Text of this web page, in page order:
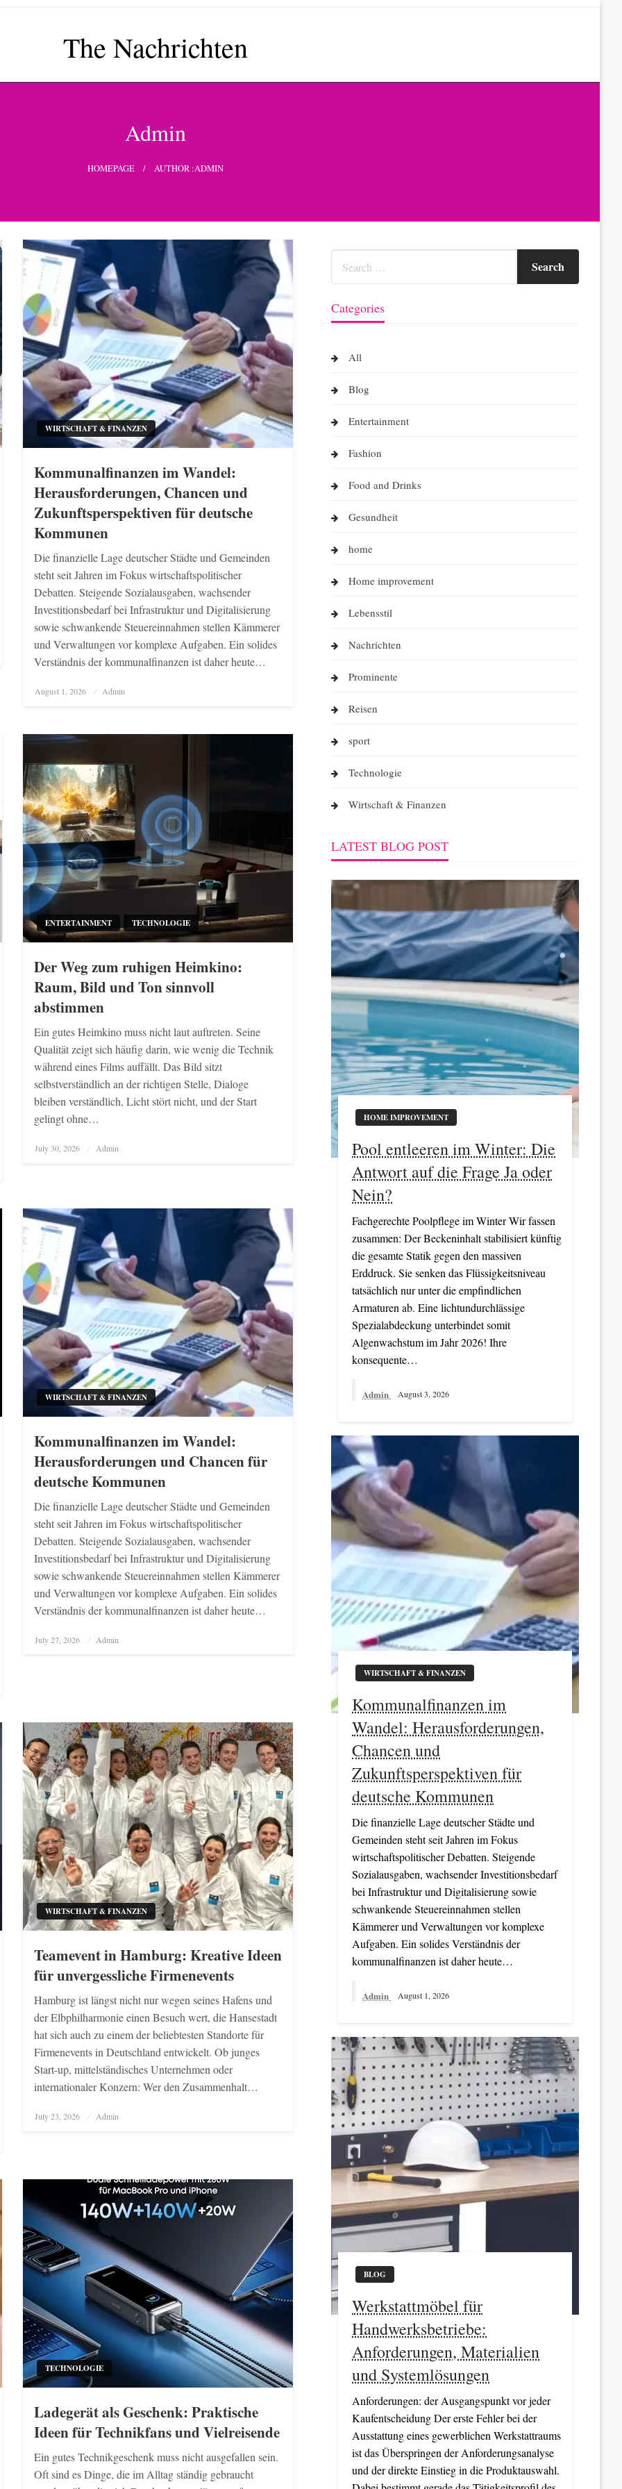
The Nachrichten
Admin
HOMEPAGE AUTHOR :ADMIN
WIRTSCHAFT & FINANZEN
Kommunalfinanzen im Wandel:
Herausforderungen, Chancen und
Zukunftsperspektiven für deutsche
Kommunen
Die finanzielle Lage deutscher Städte und Gemeinden
steht seit Jahren im Fokus wirtschaftspolitischer
Debatten. Steigende Sozialausgaben, wachsender
Investitionsbedarf bei Infrastruktur und Digitalisierung
sowie schwankende Steuereinnahmen stellen Kämmerer
und Verwaltungen vor komplexe Aufgaben. Ein solides
Verständnis der kommunalfinanzen ist daher heute…
Posted
on
August 1, 2026 Admin
ENTERTAINMENT TECHNOLOGIE
Der Weg zum ruhigen Heimkino:
Raum, Bild und Ton sinnvoll
abstimmen
Ein gutes Heimkino muss nicht laut auftreten. Seine
Qualität zeigt sich häufig darin, wie wenig die Technik
während eines Films auffällt. Das Bild sitzt
selbstverständlich an der richtigen Stelle, Dialoge
bleiben verständlich, Licht stört nicht, und der Start
gelingt ohne…
Posted
on
July 30, 2026 Admin
WIRTSCHAFT & FINANZEN
Kommunalfinanzen im Wandel:
Herausforderungen und Chancen für
deutsche Kommunen
Die finanzielle Lage deutscher Städte und Gemeinden
steht seit Jahren im Fokus wirtschaftspolitischer
Debatten. Steigende Sozialausgaben, wachsender
Investitionsbedarf bei Infrastruktur und Digitalisierung
sowie schwankende Steuereinnahmen stellen Kämmerer
und Verwaltungen vor komplexe Aufgaben. Ein solides
Verständnis der kommunalfinanzen ist daher heute…
Posted
on
July 27, 2026 Admin
WIRTSCHAFT & FINANZEN
Teamevent in Hamburg: Kreative Ideen
für unvergessliche Firmenevents
Hamburg ist längst nicht nur wegen seines Hafens und
der Elbphilharmonie einen Besuch wert, die Hansestadt
hat sich auch zu einem der beliebtesten Standorte für
Firmenevents in Deutschland entwickelt. Ob junges
Start-up, mittelständisches Unternehmen oder
internationaler Konzern: Wer den Zusammenhalt…
Posted
on
July 23, 2026 Admin
TECHNOLOGIE
Ladegerät als Geschenk: Praktische
Ideen für Technikfans und Vielreisende
Ein gutes Technikgeschenk muss nicht ausgefallen sein.
Oft sind es Dinge, die im Alltag ständig gebraucht
Categories
All
Blog
Entertainment
Fashion
Food and Drinks
Gesundheit
home
Home improvement
Lebensstil
Nachrichten
Prominente
Reisen
sport
Technologie
Wirtschaft & Finanzen
LATEST BLOG POST
HOME IMPROVEMENT
Pool entleeren im Winter: Die
Antwort auf die Frage Ja oder
Nein?
Fachgerechte Poolpflege im Winter Wir fassen
zusammen: Der Beckeninhalt stabilisiert künftig
die gesamte Statik gegen den massiven
Erddruck. Sie senken das Flüssigkeitsniveau
tatsächlich nur unter die empfindlichen
Armaturen ab. Eine lichtundurchlässige
Spezialabdeckung unterbindet somit
Algenwachstum im Jahr 2026! Ihre
konsequente…
Admin August 3, 2026
WIRTSCHAFT & FINANZEN
Kommunalfinanzen im
Wandel: Herausforderungen,
Chancen und
Zukunftsperspektiven für
deutsche Kommunen
Die finanzielle Lage deutscher Städte und
Gemeinden steht seit Jahren im Fokus
wirtschaftspolitischer Debatten. Steigende
Sozialausgaben, wachsender Investitionsbedarf
bei Infrastruktur und Digitalisierung sowie
schwankende Steuereinnahmen stellen
Kämmerer und Verwaltungen vor komplexe
Aufgaben. Ein solides Verständnis der
kommunalfinanzen ist daher heute…
Admin August 1, 2026
BLOG
Werkstattmöbel für
Handwerksbetriebe:
Anforderungen, Materialien
und Systemlösungen
Anforderungen: der Ausgangspunkt vor jeder
Kaufentscheidung Der erste Fehler bei der
Ausstattung eines gewerblichen Werkstattraums
ist das Überspringen der Anforderungsanalyse
und der direkte Einstieg in die Produktauswahl.